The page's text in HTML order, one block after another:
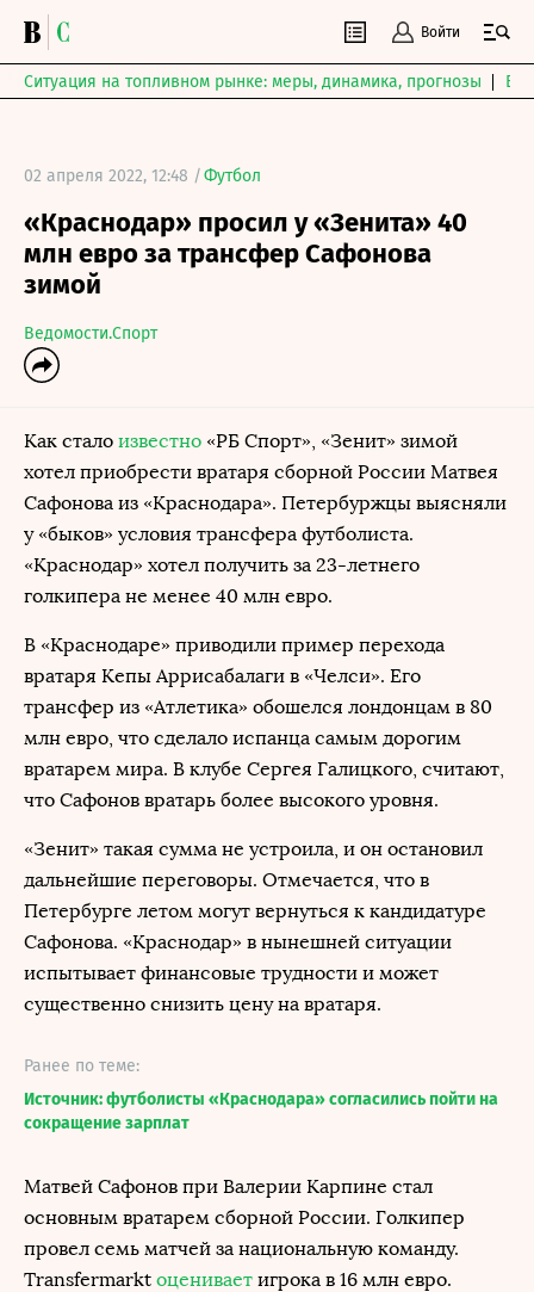
Войти
Ситуация на топливном рынке: меры, динамика, прогнозы
02 апреля 2022, 12:48 /Футбол
«Краснодар» просил у «Зенита» 40
млн евро за трансфер Сафонова
зимой
Ведомости.Спорт
Как стало известно «РБ Спорт», «Зенит» зимой
хотел приобрести вратаря сборной России Матвея
Сафонова из «Краснодара». Петербуржцы выясняли
у «быков» условия трансфера футболиста.
«Краснодар» хотел получить за 23-летнего
голкипера не менее 40 млн евро.
В «Краснодаре» приводили пример перехода
вратаря Кепы Аррисабалаги в «Челси». Его
трансфер из «Атлетика» обошелся лондонцам в 80
млн евро, что сделало испанца самым дорогим
вратарем мира. В клубе Сергея Галицкого, считают,
что Сафонов вратарь более высокого уровня.
«Зенит» такая сумма не устроила, и он остановил
дальнейшие переговоры. Отмечается, что в
Петербурге летом могут вернуться к кандидатуре
Сафонова. «Краснодар» в нынешней ситуации
испытывает финансовые трудности и может
существенно снизить цену на вратаря.
Ранее по теме:
Источник: футболисты «Краснодара» согласились пойти на
сокращение зарплат
Матвей Сафонов при Валерии Карпине стал
основным вратарем сборной России. Голкипер
провел семь матчей за национальную команду.
Transfermarkt оценивает игрока в 16 млн евро.